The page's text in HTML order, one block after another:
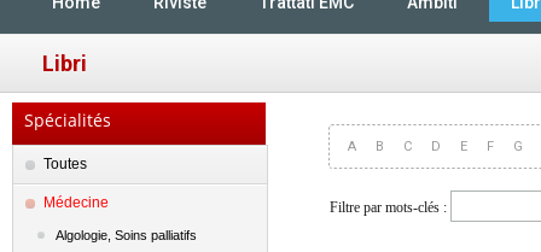
Libri
Spécialités
Toutes
Médecine
Algologie, Soins palliatifs
A B C D E F G
Filtre par mots-clés :